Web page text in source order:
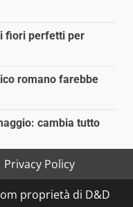
fiori perfetti per
romano farebbe
cambia tutto
Privacy Policy
proprietà di D&D